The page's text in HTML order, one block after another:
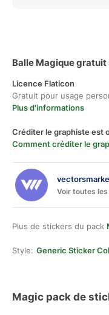
Balle Magique
Licence Flaticon
Gratuit pour usage
Plus d'informations
Créditer le graphiste est
Comment créditer le
Voir toutes
Plus de stickers du pack
Style: Generic Sticker
Magic pack de